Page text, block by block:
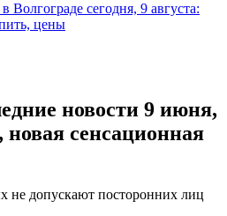
Волгограде сегодня, 9 августа:
цены
новости 9 июня,
новая сенсационная
не допускают посторонних лиц